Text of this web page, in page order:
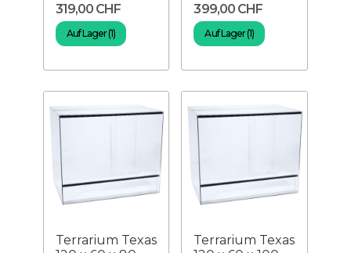
319,00 CHF
Auf Lager (1)
399,00 CHF
Auf Lager (1)
Terrarium Texas
Terrarium Texas